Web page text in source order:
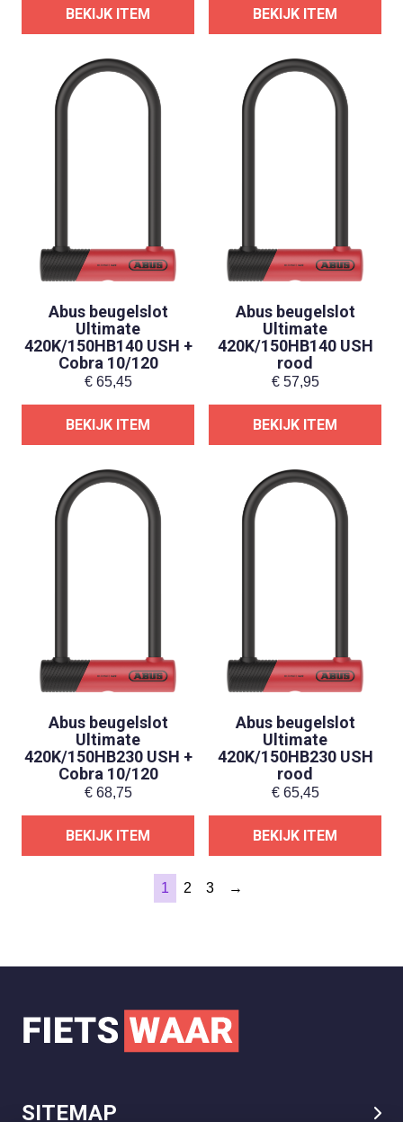
BEKIJK ITEM BEKIJK ITEM
Abus beugelslot
Ultimate
420K/150HB140 USH +
Cobra 10/120
€65,45
BEKIJK ITEM
Abus beugelslot
Ultimate
420K/150HB140 USH
rood
€57,95
BEKIJK ITEM
Abus beugelslot
Ultimate
420K/150HB230 USH +
Cobra 10/120
€68,75
BEKIJK ITEM
Abus beugelslot
Ultimate
420K/150HB230 USH
rood
€65,45
BEKIJK ITEM
1 2 3 →
SITEMAP